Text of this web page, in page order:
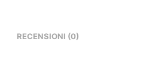
RECENSIONI (0)